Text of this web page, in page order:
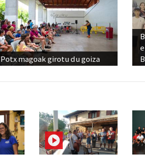
Potx magoak girotu du goiza